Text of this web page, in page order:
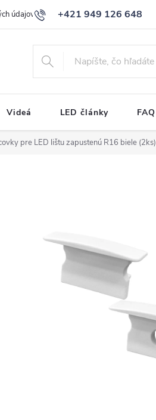
+421 949 126 648
údajov Reklamačný poriadok
Videá LED články FAQ
pre LED lištu zapustenú R16 biele (2ks)